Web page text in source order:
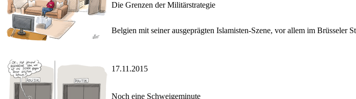
Die Grenzen der Militärstrategie
Belgien mit seiner ausgeprägten Islamisten-Szene, vor allem im Brüsseler
17.11.2015
Noch eine Schweigeminute